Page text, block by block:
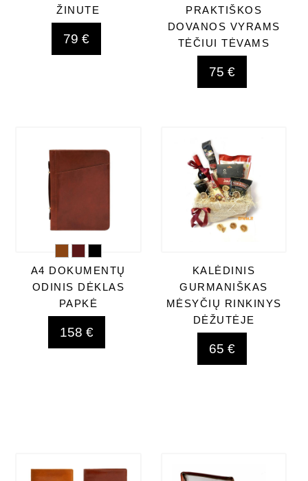
ŽINUTE
79 €
PRAKTIŠKOS
DOVANOS VYRAMS
TĖČIUI TĖVAMS
75 €
A4 DOKUMENTŲ
ODINIS DĖKLAS
PAPKĖ
158 €
KALĖDINIS
GURMANIŠKAS
MĖSYČIŲ RINKINYS
DĖŽUTĖJE
65 €